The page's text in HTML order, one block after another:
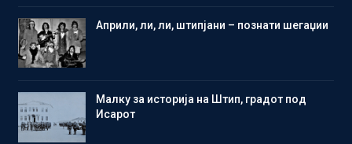
Aприли, ли, ли, штипјани – познати шегаџии
Малку за историја на Штип, градот под
Исарот